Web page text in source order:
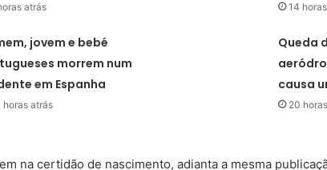
atrás 14
jovem e bebé
morrem num
em Espanha
horas atrás
Queda
causa
20
na certidão de nascimento, adianta a mesma